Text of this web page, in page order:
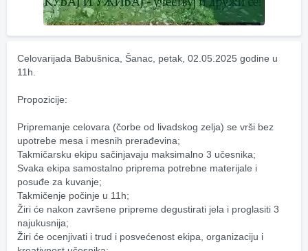
Celovarijada Babušnica, Šanac, petak, 02.05.2025 godine u
11h.
Propozicije:
Pripremanje celovara (čorbe od livadskog zelja) se vrši bez
upotrebe mesa i mesnih prerađevina;
Takmičarsku ekipu sačinjavaju maksimalno 3 učesnika;
Svaka ekipa samostalno priprema potrebne materijale i
posuđe za kuvanje;
Takmičenje počinje u 11h;
Žiri će nakon završene pripreme degustirati jela i proglasiti 3
najukusnija;
Žiri će ocenjivati i trud i posvećenost ekipa, organizaciju i